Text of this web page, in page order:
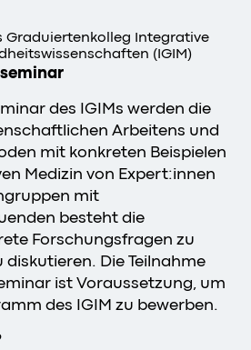
Graduiertenkolleg Integrative
(IGIM)
des IGIMs werden die
Arbeitens und
mit konkreten Beispielen
Medizin von Expert:innen
mit
besteht die
Forschungsfragen zu
Die Teilnahme
ist Voraussetzung, um
des IGIM zu bewerben.